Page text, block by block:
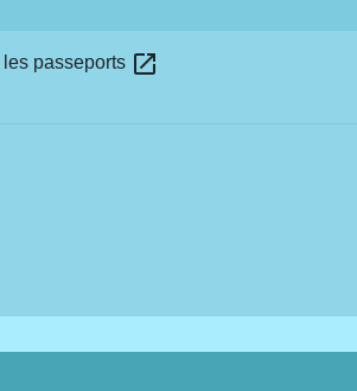
passeports open_in_new